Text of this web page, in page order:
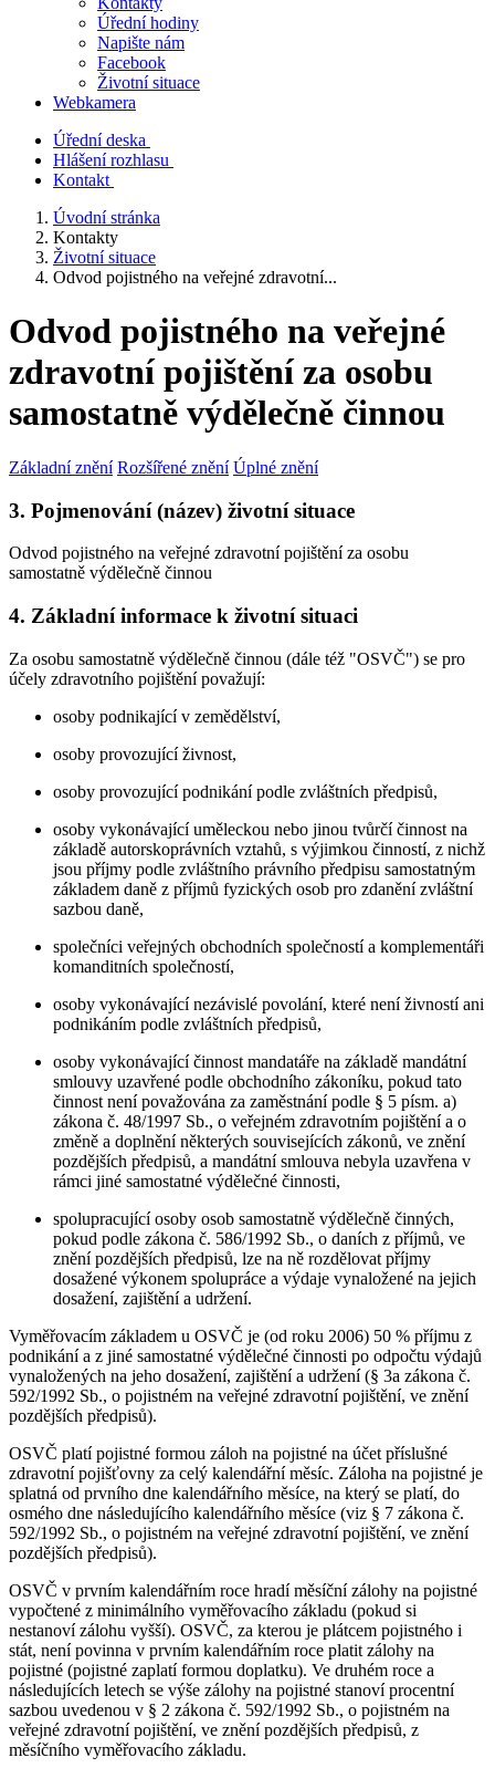
Úřední hodiny
Napište nám
Facebook
Životní situace
Webkamera
Úřední deska
Hlášení rozhlasu
Kontakt
Úvodní stránka
Kontakty
Životní situace
Odvod pojistného na veřejné zdravotní...
Odvod pojistného na veřejné
zdravotní pojištění za osobu
samostatně výdělečně činnou
Základní znění Rozšířené znění Úplné znění
3. Pojmenování (název) životní situace
Odvod pojistného na veřejné zdravotní pojištění za osobu
samostatně výdělečně činnou
4. Základní informace k životní situaci
Za osobu samostatně výdělečně činnou (dále též "OSVČ") se pro
účely zdravotního pojištění považují:
osoby podnikající v zemědělství,
osoby provozující živnost,
osoby provozující podnikání podle zvláštních předpisů,
osoby vykonávající uměleckou nebo jinou tvůrčí činnost na
základě autorskoprávních vztahů, s výjimkou činností, z nichž
jsou příjmy podle zvláštního právního předpisu samostatným
základem daně z příjmů fyzických osob pro zdanění zvláštní
sazbou daně,
společníci veřejných obchodních společností a komplementáři
komanditních společností,
osoby vykonávající nezávislé povolání, které není živností ani
podnikáním podle zvláštních předpisů,
osoby vykonávající činnost mandatáře na základě mandátní
smlouvy uzavřené podle obchodního zákoníku, pokud tato
činnost není považována za zaměstnání podle § 5 písm. a)
zákona č. 48/1997 Sb., o veřejném zdravotním pojištění a o
změně a doplnění některých souvisejících zákonů, ve znění
pozdějších předpisů, a mandátní smlouva nebyla uzavřena v
rámci jiné samostatné výdělečné činnosti,
spolupracující osoby osob samostatně výdělečně činných,
pokud podle zákona č. 586/1992 Sb., o daních z příjmů, ve
znění pozdějších předpisů, lze na ně rozdělovat příjmy
dosažené výkonem spolupráce a výdaje vynaložené na jejich
dosažení, zajištění a udržení.
Vyměřovacím základem u OSVČ je (od roku 2006) 50 % příjmu z
podnikání a z jiné samostatné výdělečné činnosti po odpočtu výdajů
vynaložených na jeho dosažení, zajištění a udržení (§ 3a zákona č.
592/1992 Sb., o pojistném na veřejné zdravotní pojištění, ve znění
pozdějších předpisů).
OSVČ platí pojistné formou záloh na pojistné na účet příslušné
zdravotní pojišťovny za celý kalendářní měsíc. Záloha na pojistné je
splatná od prvního dne kalendářního měsíce, na který se platí, do
osmého dne následujícího kalendářního měsíce (viz § 7 zákona č.
592/1992 Sb., o pojistném na veřejné zdravotní pojištění, ve znění
pozdějších předpisů).
OSVČ v prvním kalendářním roce hradí měsíční zálohy na pojistné
vypočtené z minimálního vyměřovacího základu (pokud si
nestanoví zálohu vyšší). OSVČ, za kterou je plátcem pojistného i
stát, není povinna v prvním kalendářním roce platit zálohy na
pojistné (pojistné zaplatí formou doplatku). Ve druhém roce a
následujících letech se výše zálohy na pojistné stanoví procentní
sazbou uvedenou v § 2 zákona č. 592/1992 Sb., o pojistném na
veřejné zdravotní pojištění, ve znění pozdějších předpisů, z
měsíčního vyměřovacího základu.